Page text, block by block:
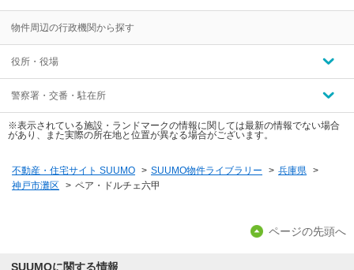
物件周辺の行政機関から探す
役所・役場
警察署・交番・駐在所
※表示されている施設・ランドマークの情報に関しては最新の情報でない場合
があり、また実際の所在地と位置が異なる場合がございます。
不動産・住宅サイト SUUMO > SUUMO物件ライブラリー > 兵庫県 >
神戸市灘区
> ペア・ドルチェ六甲
ページの先頭へ
SUUMOに関する情報